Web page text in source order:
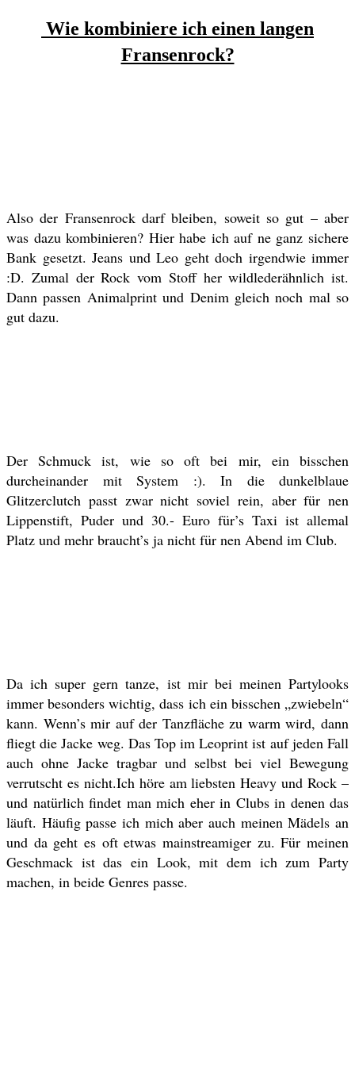
Wie kombiniere ich einen langen
Fransenrock?
Also der Fransenrock darf bleiben, soweit so gut – aber
was dazu kombinieren? Hier habe ich auf ne ganz sichere
Bank gesetzt. Jeans und Leo geht doch irgendwie immer
:D. Zumal der Rock vom Stoff her wildlederähnlich ist.
Dann passen Animalprint und Denim gleich noch mal so
gut dazu.
Der Schmuck ist, wie so oft bei mir, ein bisschen
durcheinander mit System :). In die dunkelblaue
Glitzerclutch passt zwar nicht soviel rein, aber für nen
Lippenstift, Puder und 30.- Euro für’s Taxi ist allemal
Platz und mehr braucht’s ja nicht für nen Abend im Club.
Da ich super gern tanze, ist mir bei meinen Partylooks
immer besonders wichtig, dass ich ein bisschen „zwiebeln“
kann. Wenn’s mir auf der Tanzfläche zu warm wird, dann
fliegt die Jacke weg. Das Top im Leoprint ist auf jeden Fall
auch ohne Jacke tragbar und selbst bei viel Bewegung
verrutscht es nicht.Ich höre am liebsten Heavy und Rock –
und natürlich findet man mich eher in Clubs in denen das
läuft. Häufig passe ich mich aber auch meinen Mädels an
und da geht es oft etwas mainstreamiger zu. Für meinen
Geschmack ist das ein Look, mit dem ich zum Party
machen, in beide Genres passe.